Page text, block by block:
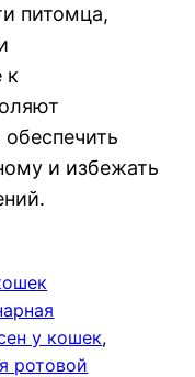
питомца,
к
и избежать
у кошек
ротовой